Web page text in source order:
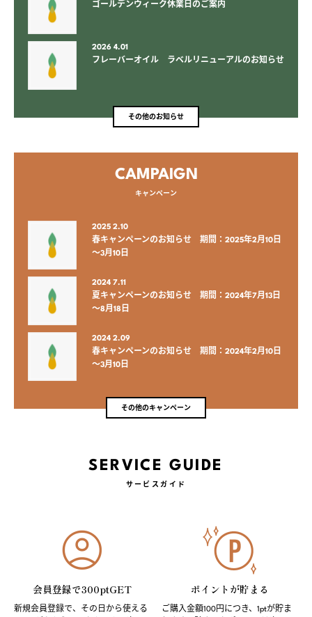
ゴールデンウィーク休業日のご案内
2026 4.01
フレーバーオイル ラベルリニューアルのお知らせ
その他のお知らせ
CAMPAIGN
キャンペーン
2025 2.10
春キャンペーンのお知らせ 期間：2025年2月10日
～3月10日
2024 7.11
夏キャンペーンのお知らせ 期間：2024年7月13日
～8月18日
2024 2.09
春キャンペーンのお知らせ 期間：2024年2月10日
～3月10日
その他のキャンペーン
SERVICE GUIDE
サービスガイド
会員登録で300ptGET
新規会員登録で、その日から使える
ポイントが貯まる
ご購入金額100円につき、1ptが貯ま